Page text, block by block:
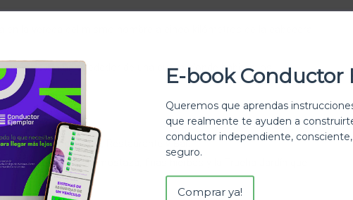
la vereda del mismo nombre a cinco kilómetros de la cabecera
se levantan alrededor de una cueva, donde habitan los
Pesca Deportiva, Restaurante y Bar.
por ejemplo, a la mostaza, finas hierbas y la Trucha Jardín que
E-book Conductor
Queremos que aprendas
que realmente te ayuden a
conductor independiente,
seguro.
Comprar ya!